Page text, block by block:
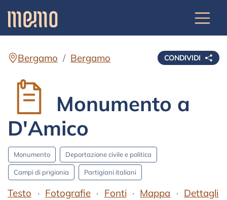
CONDIVIDI
Bergamo Bergamo
Monumento a
D'Amico
Monumento Deportazione civile e politica
Campi di prigionia Partigiani italiani
Testo Fotografie Fonti Mappa
Dettagli